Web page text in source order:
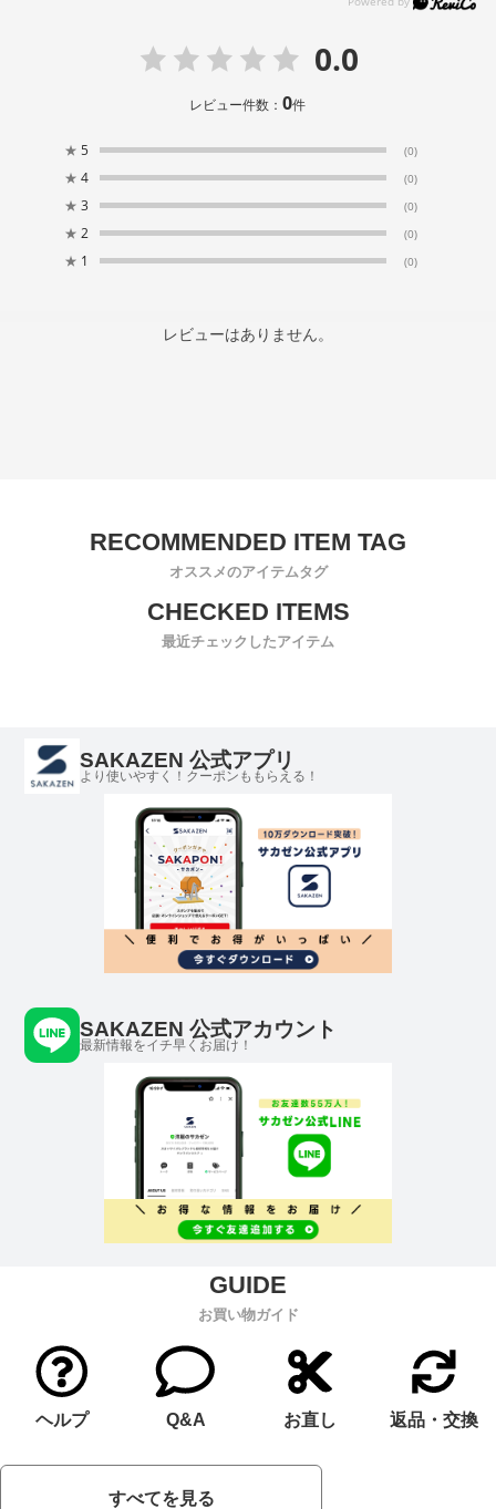
0.0
レビュー件数：0件
★ 5 (0)
★ 4 (0)
★ 3 (0)
★ 2 (0)
★ 1 (0)
レビューはありません。
オススメのアイテムタグ
最近チェックしたアイテム
SAKAZEN 公式アプリ
より使いやすく！クーポンももらえる！
SAKAZEN 公式アカウント
最新情報をイチ早くお届け！
お買い物ガイド
ヘルプ Q&A お直し 返品・交換
すべてを見る